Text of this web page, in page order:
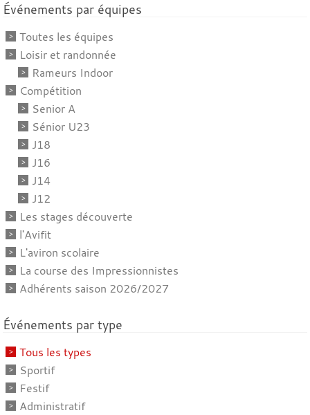
Événements par équipes
Toutes les équipes
Loisir et randonnée
Rameurs Indoor
Compétition
Senior A
Sénior U23
J18
J16
J14
J12
Les stages découverte
l'Avifit
L'aviron scolaire
La course des Impressionnistes
Adhérents saison 2026/2027
Événements par type
Tous les types
Sportif
Festif
Administratif